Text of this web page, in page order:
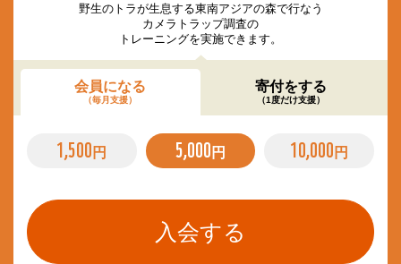
野生のトラが生息する東南アジアの森で行なう
カメラトラップ調査の
トレーニングを実施できます。
会員になる
（毎月支援）
寄付をする
（1度だけ支援）
1,500 円 5,000 円 10,000 円